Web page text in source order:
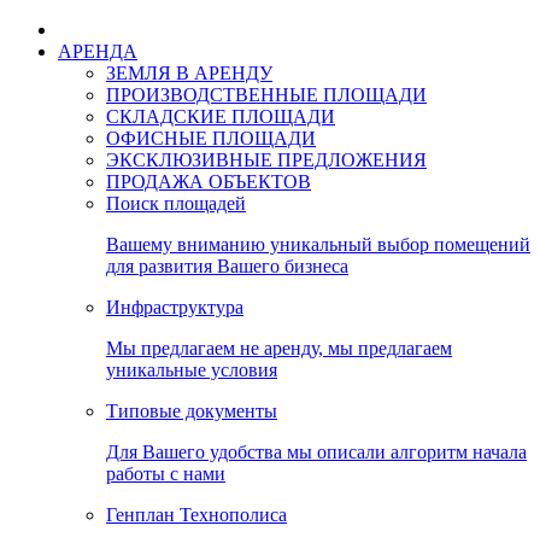
АРЕНДА
ЗЕМЛЯ В АРЕНДУ
ПРОИЗВОДСТВЕННЫЕ ПЛОЩАДИ
СКЛАДСКИЕ ПЛОЩАДИ
ОФИСНЫЕ ПЛОЩАДИ
ЭКСКЛЮЗИВНЫЕ ПРЕДЛОЖЕНИЯ
ПРОДАЖА ОБЪЕКТОВ
Поиск площадей
Вашему вниманию уникальный выбор помещений
для развития Вашего бизнеса
Инфраструктура
Мы предлагаем не аренду, мы предлагаем
уникальные условия
Типовые документы
Для Вашего удобства мы описали алгоритм начала
работы с нами
Генплан Технополиса